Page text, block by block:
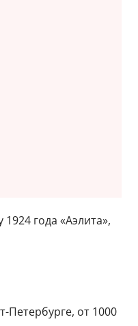
года «Аэлита»,
Петербурге, от 1000